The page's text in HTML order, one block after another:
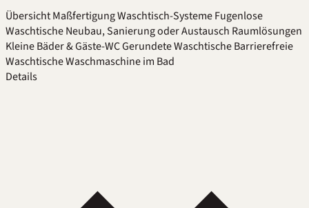
ÜbersichtMaßfertigungWaschtisch-SystemeFugenlose
WaschtischeNeubau, Sanierung oder Austausch Raumlösungen
Kleine Bäder & Gäste-WCGerundete WaschtischeBarrierefreie
WaschtischeWaschmaschine im Bad
Details